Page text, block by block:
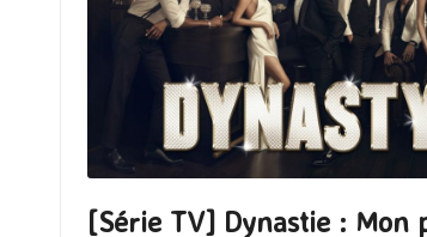
[Série TV] Dynastie : Mon